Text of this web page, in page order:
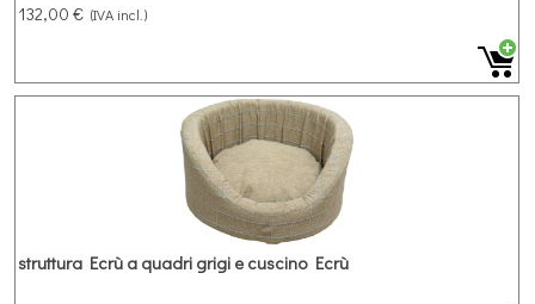
132,00 € (IVA incl.)
struttura Ecrù a quadri grigi e cuscino Ecrù